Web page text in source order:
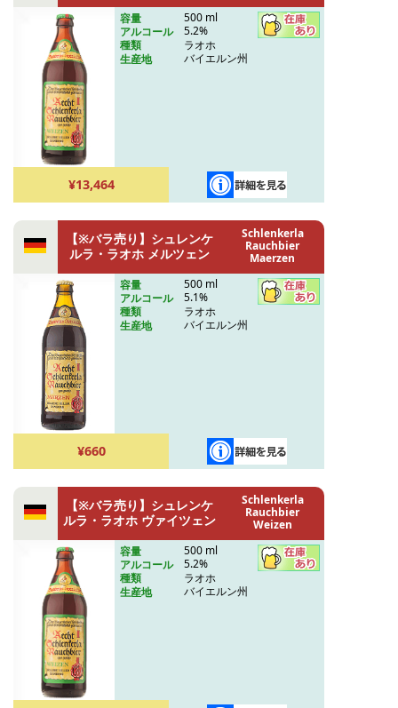
容量
500 ml
アルコール
5.2%
種類
ラオホ
生産地
バイエルン州
¥13,464
【※バラ売り】シュレンケ
ルラ・ラオホ メルツェン
Schlenkerla
Rauchbier
Maerzen
容量
500 ml
アルコール
5.1%
種類
ラオホ
生産地
バイエルン州
¥660
【※バラ売り】シュレンケ
ルラ・ラオホ ヴァイツェン
Schlenkerla
Rauchbier
Weizen
容量
500 ml
アルコール
5.2%
種類
ラオホ
生産地
バイエルン州